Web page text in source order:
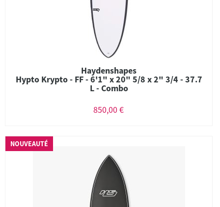
Haydenshapes
Hypto Krypto - FF - 6'1" x 20" 5/8 x 2" 3/4 - 37.7
L - Combo
850,00 €
NOUVEAUTÉ